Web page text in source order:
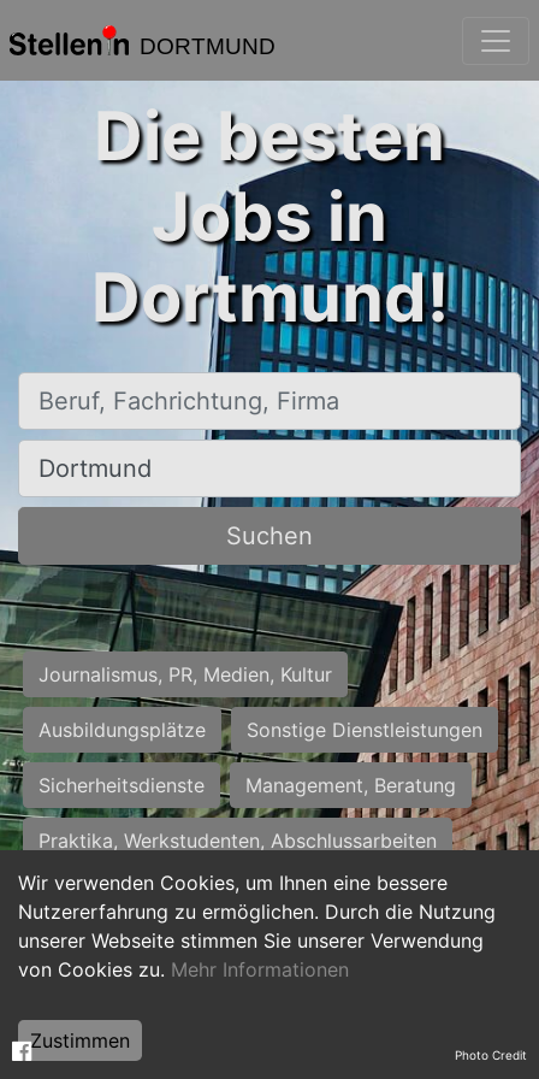
DORTMUND
Wir verwenden Cookies, um Ihnen eine bessere
Nutzererfahrung zu ermöglichen. Durch die Nutzung
unserer Webseite stimmen Sie unserer Verwendung
von Cookies zu. Mehr Informationen
Zustimmen
Die besten
Jobs in
Dortmund!
Beruf, Fachrichtung, Firma
Ort, Stadt
Suchen
Journalismus, PR, Medien, Kultur
Ausbildungsplätze Sonstige Dienstleistungen
Sicherheitsdienste Management, Beratung
Praktika, Werkstudenten, Abschlussarbeiten
Personalwesen Assistenz, Sekretariat
Hilfskräfte, Aushilfs- und Nebenjobs
Weiterbildung, Studium, duale Ausbildung Photo Credit